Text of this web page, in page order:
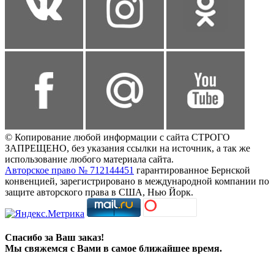
© Копирование любой информации с сайта СТРОГО
ЗАПРЕЩЕНО, без указания ссылки на источник, а так же
использование любого материала сайта.
Авторское право № 712144451 гарантированное Бернской
конвенцией, зарегистрировано в международной компании по
защите авторского права в США, Нью Йорк.
Спасибо за Ваш заказ!
Мы свяжемся с Вами в самое ближайшее время.